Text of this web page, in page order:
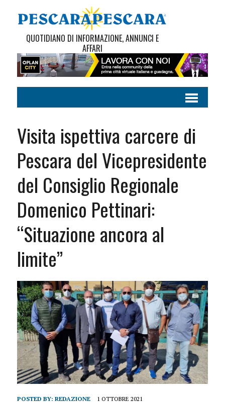
QUOTIDIANO DI INFORMAZIONE, ANNUNCI E
AFFARI
Visita ispettiva carcere di
Pescara del Vicepresidente
del Consiglio Regionale
Domenico Pettinari:
“Situazione ancora al
limite”
POSTED BY: REDAZIONE 1 OTTOBRE 2021